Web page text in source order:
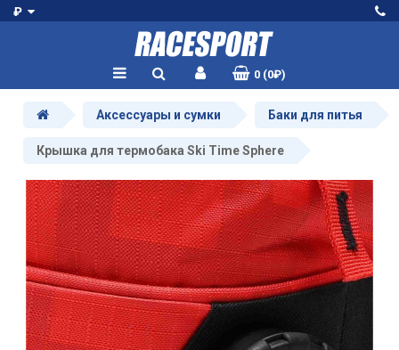
₽
0 (0₽)
Аксессуары и сумки Баки для питья
Крышка для термобака Ski Time Sphere